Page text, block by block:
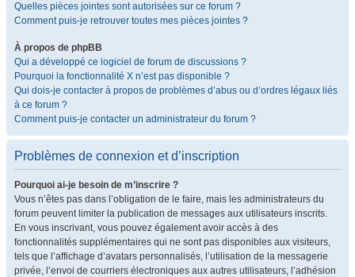
Quelles pièces jointes sont autorisées sur ce forum ?
Comment puis-je retrouver toutes mes pièces jointes ?
À propos de phpBB
Qui a développé ce logiciel de forum de discussions ?
Pourquoi la fonctionnalité X n’est pas disponible ?
Qui dois-je contacter à propos de problèmes d’abus ou d’ordres légaux liés
à ce forum ?
Comment puis-je contacter un administrateur du forum ?
Problèmes de connexion et d’inscription
Pourquoi ai-je besoin de m’inscrire ?
Vous n’êtes pas dans l’obligation de le faire, mais les administrateurs du
forum peuvent limiter la publication de messages aux utilisateurs inscrits.
En vous inscrivant, vous pouvez également avoir accès à des
fonctionnalités supplémentaires qui ne sont pas disponibles aux visiteurs,
tels que l’affichage d’avatars personnalisés, l’utilisation de la messagerie
privée, l’envoi de courriers électroniques aux autres utilisateurs, l’adhésion